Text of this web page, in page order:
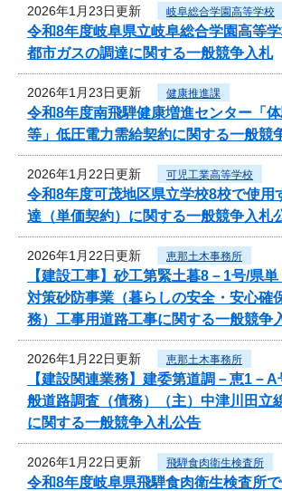
2026年1月23日更新 岐阜総合学園高等学校
令和8年度岐阜県立岐阜総合学園高等
都市ガスの調達に関する一般競争入札
2026年1月23日更新 健康推進課
令和8年度南飛騨健康増進センター「
等」低圧電力需給契約に関する一般競
2026年1月22日更新 可児工業高等学校
令和8年度可茂地区県立学校8校で使用
達（単価契約）に関する一般競争入札
2026年1月22日更新 恵那土木事務所
【建設工事】砂工第緊土暮8－1号/県
対策砂防事業（暮らしの安全・安心確
務）工事用道路工事に関する一般競争
2026年1月22日更新 恵那土木事務所
【建設関連業務】建委第道調－恵1－
般道路調査（債務）（主）中津川田
に関する一般競争入札公告
2026年1月22日更新 飛騨食肉衛生検査所
令和8年度岐阜県飛騨食肉衛生検査所